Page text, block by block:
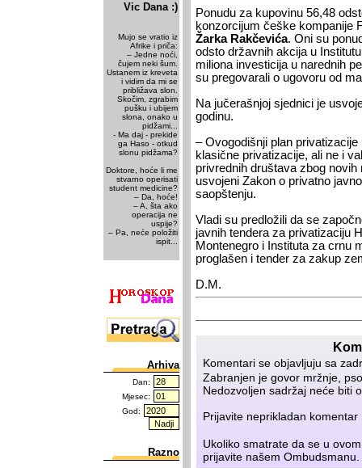
Vic Dana :)
Mujo se vratio iz
Afrike i priča:
– Jedne noći,
čujem neki šum.
Ustanem iz kreveta
i vidim da mi se
približava slon.
Skočim, zgrabim
pušku i ubijem
slona, onako u
pidžami...
- Ma daj - prekide
ga Haso - otkud
slonu pidžama?
Doktore, hoće li me
stvarno operisati
student medicine?
– Da, hoće!
– A, šta ako
operacija ne
uspije?
– Pa, neće položiti
ispit...
Arhiva
Dan:
Mjesec:
God:
Razno
Ponudu za kupovinu 56,48
konzorcijum češke kompanije
Žarka Rakčevića. Oni su
odsto državnih akcija u
miliona investicija u narednih
su pregovarali o ugovoru od
Na jučerašnjoj sjednici je
godinu.
– Ovogodišnji plan
klasične privatizacije, ali ne i
privrednih društava zbog
usvojeni Zakon o privatno
saopštenju.
Vladi su predložili da se
javnih tendera za privatizaciju
Montenegro i Instituta za crnu
proglašen i tender za zakup
D.M.
Komentari se objavljuju sa
Zabranjen je govor mržnje,
Nedozvoljen sadržaj neće biti
Prijavite neprikladan
Ukoliko smatrate da se u
prijavite našemOmbudsmanu